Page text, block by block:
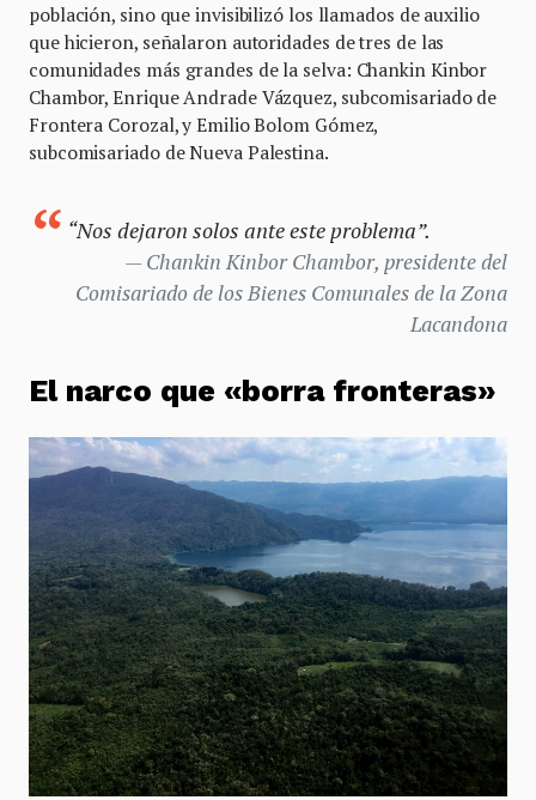
población, sino que invisibilizó los llamados de auxilio
que hicieron, señalaron autoridades de tres de las
comunidades más grandes de la selva: Chankin Kinbor
Chambor, Enrique Andrade Vázquez, subcomisariado de
Frontera Corozal, y Emilio Bolom Gómez,
subcomisariado de Nueva Palestina.
“Nos dejaron solos ante este problema”.
Chankin Kinbor Chambor, presidente del
Comisariado de los Bienes Comunales de la Zona
Lacandona
El narco que «borra fronteras»